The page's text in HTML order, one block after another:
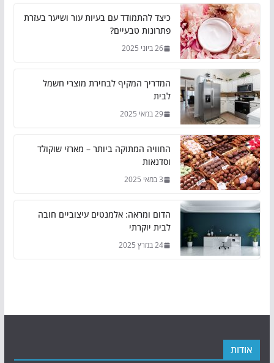
כיצד להתמודד עם בעיות עור ושיער בעזרת
פתרונות טבעיים?
26 ביוני 2025
המדריך המקיף לבחירת מוצרי חשמל
לבית
29 במאי 2025
החוויה המתוקה ביותר – מארזי שוקולד
וסדנאות
3 במאי 2025
הדום ומראה: אלמנטים עיצוביים חובה
לבית יוקרתי
24 במרץ 2025
אודות